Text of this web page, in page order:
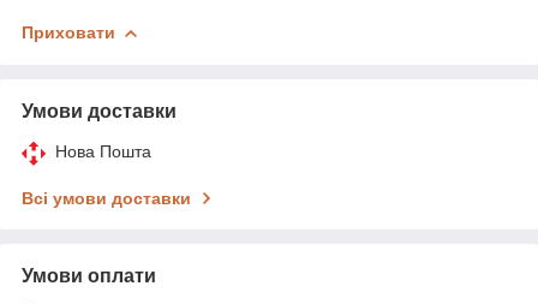
Приховати
Умови доставки
Нова Пошта
Всі умови доставки
Умови оплати